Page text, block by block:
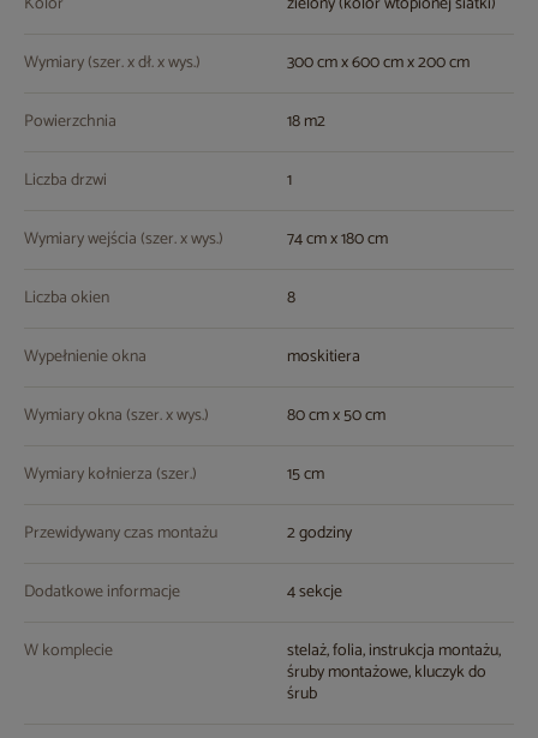
Wymiary (szer. x dł. x wys.) 300 cm x 600 cm x 200 cm
Powierzchnia 18 m2
Liczba drzwi 1
Wymiary wejścia (szer. x wys.) 74 cm x 180 cm
Liczba okien 8
Wypełnienie okna moskitiera
Wymiary okna (szer. x wys.) 80 cm x 50 cm
Wymiary kołnierza (szer.) 15 cm
Przewidywany czas montażu 2 godziny
Dodatkowe informacje 4 sekcje
W komplecie stelaż, folia, instrukcja montażu,
śruby montażowe, kluczyk do
śrub